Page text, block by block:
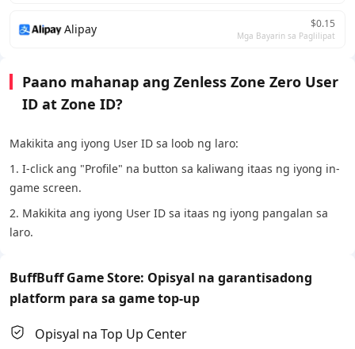
Alipay $0.15
Mga Bayarin sa Paglilipat
Paano mahanap ang Zenless Zone Zero User
ID at Zone ID?
Makikita ang iyong User ID sa loob ng laro:
1. I-click ang "Profile" na button sa kaliwang itaas ng iyong in-
game screen.
2. Makikita ang iyong User ID sa itaas ng iyong pangalan sa
laro.
BuffBuff Game Store: Opisyal na garantisadong
platform para sa game top-up
Opisyal na Top Up Center